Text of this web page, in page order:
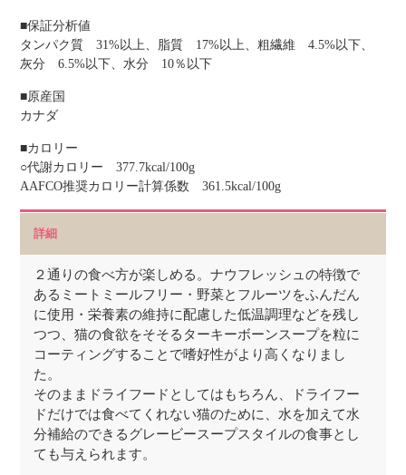
■保証分析値
タンパク質 31%以上、脂質 17%以上、粗繊維 4.5%以下、
灰分 6.5%以下、水分 10％以下
■原産国
カナダ
■カロリー
○代謝カロリー 377.7kcal/100g
AAFCO推奨カロリー計算係数 361.5kcal/100g
詳細
２通りの食べ方が楽しめる。ナウフレッシュの特徴で
あるミートミールフリー・野菜とフルーツをふんだん
に使用・栄養素の維持に配慮した低温調理などを残し
つつ、猫の食欲をそそるターキーボーンスープを粒に
コーティングすることで嗜好性がより高くなりまし
た。
そのままドライフードとしてはもちろん、ドライフー
ドだけでは食べてくれない猫のために、水を加えて水
分補給のできるグレービースープスタイルの食事とし
ても与えられます。